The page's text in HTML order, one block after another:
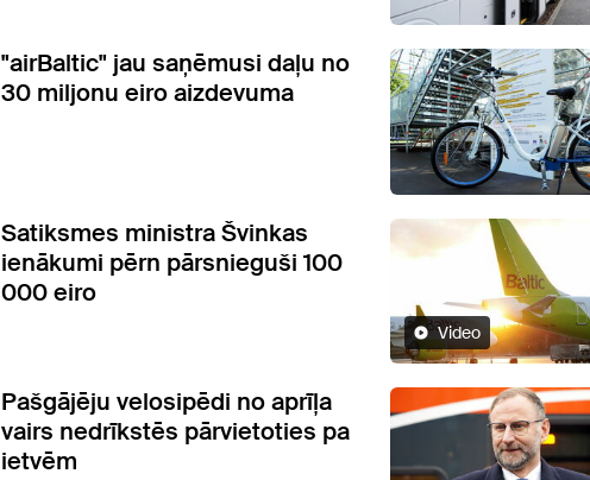
"airBaltic" jau saņēmusi daļu no
30 miljonu eiro aizdevuma
Satiksmes ministra Švinkas
ienākumi pērn pārsnieguši 100
000 eiro
Video
Pašgājēju velosipēdi no aprīļa
vairs nedrīkstēs pārvietoties pa
ietvēm